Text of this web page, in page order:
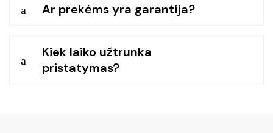
a Ar prekėms yra garantija?
a
Kiek laiko užtrunka
pristatymas?